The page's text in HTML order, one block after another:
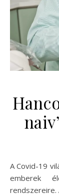
A Covid-19 világjárvány világszerte komoly hatással volt az
emberek
rendszereire.